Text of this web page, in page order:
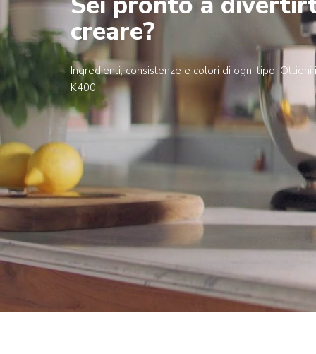
creare?
Ingredienti, consistenze e colori di ogni tipo. Ottieni
K400.